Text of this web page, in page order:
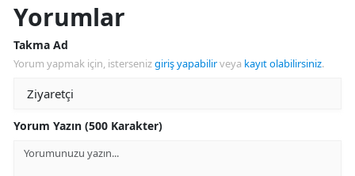
Yorumlar
Takma Ad
Yorum yapmak için, istersenizgiriş yapabilirveya kayıt olabilirsiniz.
Yorum Yazın (500 Karakter)